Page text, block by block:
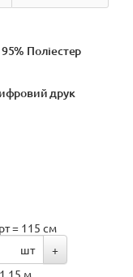
Поліестер
друк
= 115 см
шт
+
1.15 м